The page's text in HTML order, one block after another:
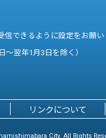
できるように設定をお願い
～翌年1月3日を除く）
リンクについて
City. All Rights